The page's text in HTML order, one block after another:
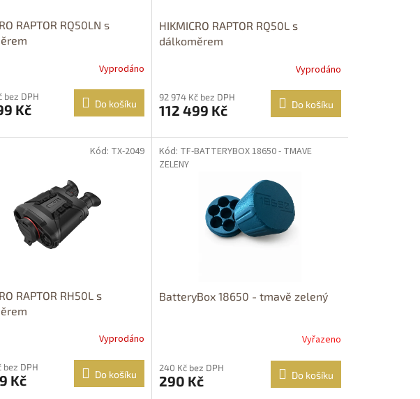
RAPTOR RQ50LN s
Vyprodáno
bez DPH
Kč Do košíku
HIKMICRO RAPTOR RQ50L s
dálkoměrem
Vyprodáno
92 974 Kč bez DPH
112 499 Kč Do košíku
RAPTOR RH50L s
Vyprodáno
bez DPH
Kč Do košíku
Kód: TX-2049
BatteryBox 18650 - tmavě zelený
Vyřazeno
240 Kč bez DPH
290 Kč Do košíku
Kód: TF-BATTERYBOX 18650 - TMAVE
ZELENY